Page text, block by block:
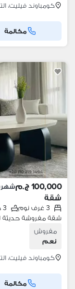
كومباوند فيليت،
مكالمة
100,000 ج.م
شقة
3 غرف نوم 3 حمامات
شقة مفروشة حديثة
مفروش
نعم
كومباوند فيليت،
مكالمة